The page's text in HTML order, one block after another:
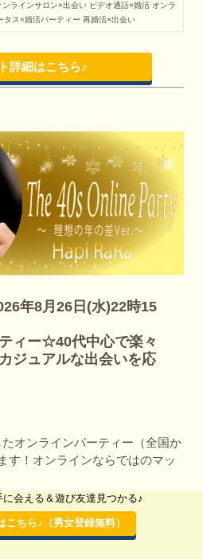
ンラインサロン×出会い ビデオ通話×婚活 オンラ
タス×婚活パーティー 再婚活×出会い
詳細はこちら♪
年8月26日(水)22時15
ィー☆40代中心で楽々
ジュアルな出会いを応
オンラインパーティー（全国か
す！オンラインならではのマッ
！
🤴 (○参加募集中♪)
38歳～49歳
に会える＆遊び友達見つかる♪
こちら♪（男女登録無料）